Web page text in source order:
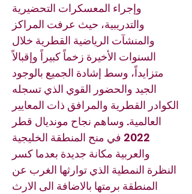
وإجراء المعسكرات التحضيرية
والتدريبية، حيث عرفت المراكز
والمنشآت الرياضية القطرية خلال
السنوات الأخيرة زخماً كبيراً وإقبالاً
متزايداً، وسط إشادة الجميع بالوجود
الجيد والحضور القوي الذي تسجله
الكوادر القطرية والمرافق ذات المعايير
العالمية. وساهم نجاح مونديال قطر
2022 في منح المنطقة الخليجية
والعربية مكانة جديدة بعدما كسر
النظرة النمطية الذي توارثها الغرب عن
المنطقة برمتها بالاضافة الى الارث